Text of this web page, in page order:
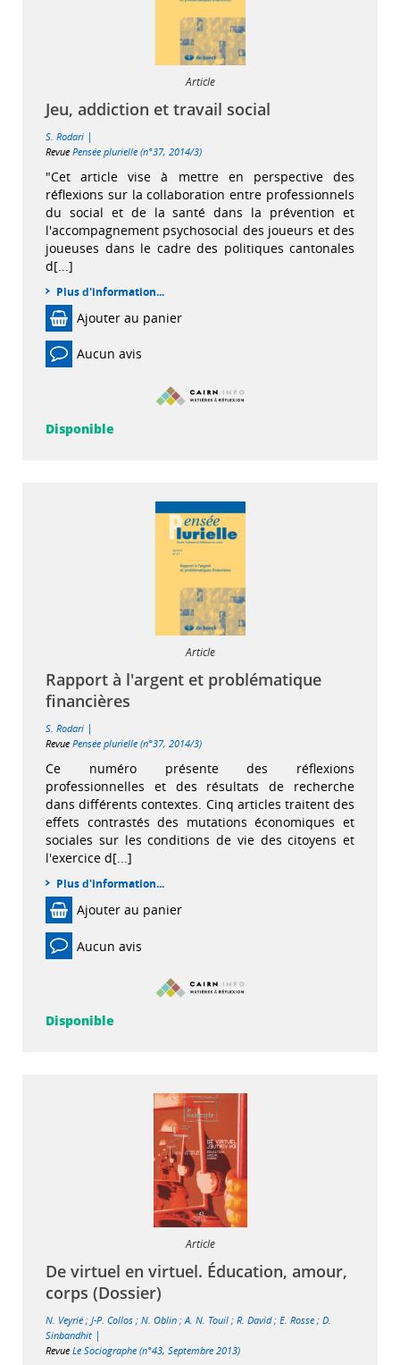
Article
Jeu, addiction et travail social
S. Rodari |
Revue Pensée plurielle (n°37, 2014/3)
"Cet article vise à mettre en perspective des
réflexions sur la collaboration entre professionnels
du social et de la santé dans la prévention et
l'accompagnement psychosocial des joueurs et des
joueuses dans le cadre des politiques cantonales
d[...]
Plus d'information...
Ajouter au panier
Aucun avis
Disponible
Article
Rapport à l'argent et problématique
financières
S. Rodari |
Revue Pensée plurielle (n°37, 2014/3)
Ce numéro présente des réflexions
professionnelles et des résultats de recherche
dans différents contextes. Cinq articles traitent des
effets contrastés des mutations économiques et
sociales sur les conditions de vie des citoyens et
l'exercice d[...]
Plus d'information...
Ajouter au panier
Aucun avis
Disponible
Article
De virtuel en virtuel. Éducation, amour,
corps (Dossier)
N. Veyrié ; J-P. Collos ; N. Oblin ; A. N. Touil ; R. David; E. Rosse ; D.
Sinbandhit |
Revue Le Sociographe (n°43, Septembre 2013)